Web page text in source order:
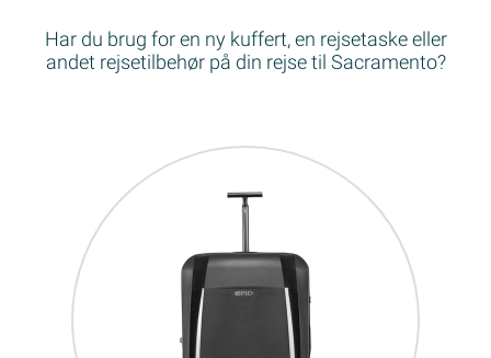
Har du brug for en ny kuffert, en rejsetaske eller
andet rejsetilbehør på din rejse til Sacramento?